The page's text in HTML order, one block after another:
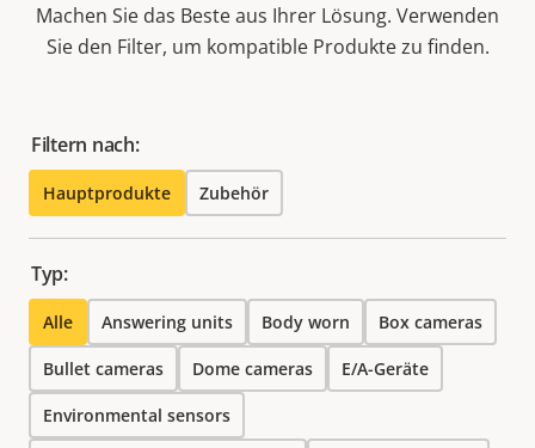
Machen Sie das Beste aus Ihrer Lösung. Verwenden
Sie den Filter, um kompatible Produkte zu finden.
Filtern nach:
Hauptprodukte Zubehör
Typ:
Alle Answering units Body worn Box cameras
Bullet cameras Dome cameras E/A-Geräte
Environmental sensors